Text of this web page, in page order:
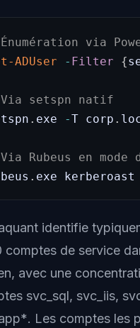
via
ADUser
- Filter {
setspn natif
. exe -T corp .
Rubeus en
. exe kerberoast
identifie
comptes de service
avec une
svc_sql, svc_iis,
. Les comptes les